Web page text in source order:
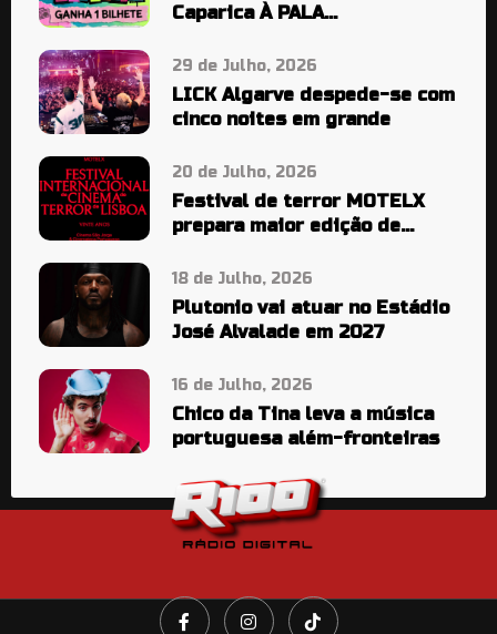
Caparica À PALA…
29 de Julho, 2026
LICK Algarve despede-se com
cinco noites em grande
20 de Julho, 2026
Festival de terror MOTELX
prepara maior edição de
18 de Julho, 2026
Plutonio vai atuar no Estádio
José Alvalade em 2027
16 de Julho, 2026
Chico da Tina leva a música
portuguesa além-fronteiras